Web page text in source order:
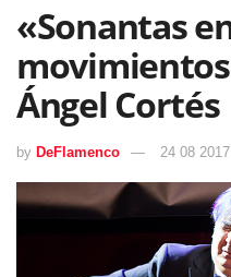
«Sonantas
Ángel Cortés
by DeFlamenco 24 08 2017